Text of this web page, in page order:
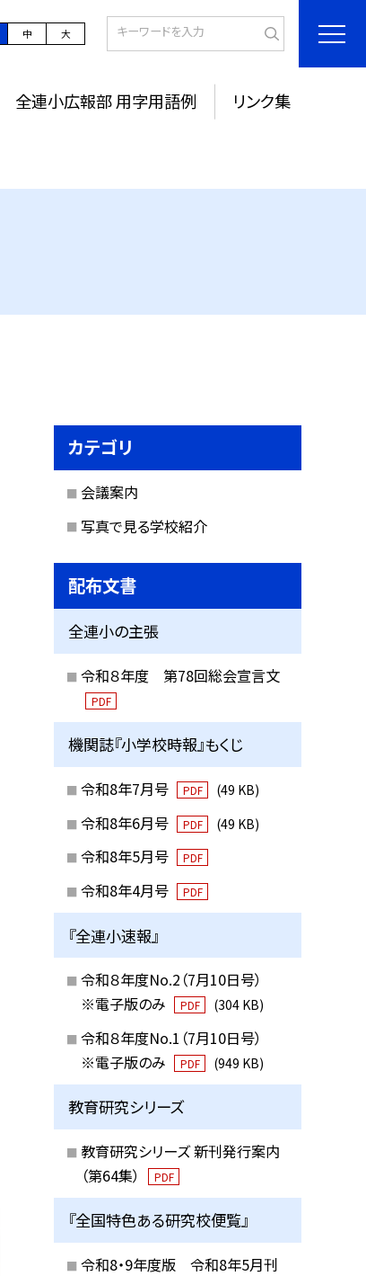
中 大
全連小広報部 用字用語例 リンク集
カテゴリ
会議案内
写真で見る学校紹介
配布文書
全連小の主張
令和８年度 第78回総会宣言文
PDF
機関誌『小学校時報』もくじ
令和8年7月号 PDF (49 KB)
令和8年6月号 PDF (49 KB)
令和8年5月号 PDF
令和8年4月号 PDF
『全連小速報』
令和８年度No.2（7月10日号）
※電子版のみ
PDF (304 KB)
令和８年度No.1（7月10日号）
※電子版のみ
PDF (949 KB)
教育研究シリーズ
教育研究シリーズ 新刊発行案内
（第64集）
PDF
『全国特色ある研究校便覧』
令和8・9年度版 令和8年5月刊